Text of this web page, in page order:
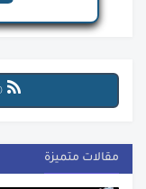
مقالات متميزة